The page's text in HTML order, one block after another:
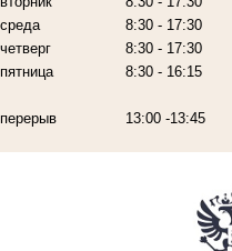
среда
четверг
пятница
перерыв
8:30 - 17:30
8:30 - 17:30
8:30 - 16:15
13:00 -13:45